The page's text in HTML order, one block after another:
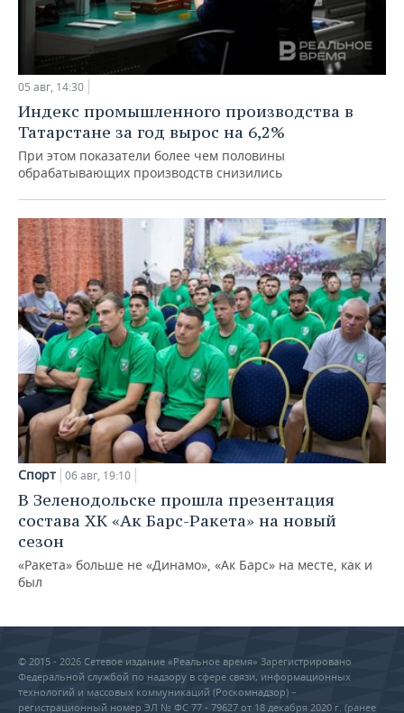
05 авг, 14:30
Индекс промышленного производства в
Татарстане за год вырос на 6,2%
При этом показатели более чем половины
обрабатывающих производств снизились
Спорт 06 авг, 19:10
В Зеленодольске прошла презентация
состава ХК «Ак Барс-Ракета» на новый
сезон
«Ракета» больше не «Динамо», «Ак Барс» на месте, как и
был
© 2015 - 2026 Сетевое издание «Реальное время» Зарегистрировано
Федеральной службой по надзору в сфере связи, информационных
технологий и массовых коммуникаций (Роскомнадзор) –
регистрационный номер ЭЛ № ФС 77 - 79627 от 18 декабря 2020 г. (ранее